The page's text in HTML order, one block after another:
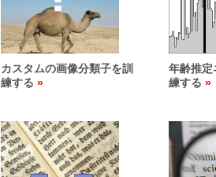
カスタムの画像分類子を訓
練する
年齢推定
練する